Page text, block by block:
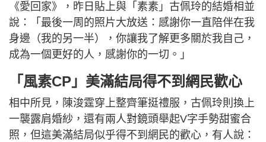
《愛回家》，昨日貼上與「素素」古佩玲的結婚相並
說：「最後一周的照片大放送：感謝你一直陪伴在我
身邊（我的另一半），你讓我了解更多關於我自己，
成為一個更好的人，感謝你的一切。」
「風素CP」美滿結局得不到網民歡心
相中所見，陳浚霆穿上整齊筆挺禮服，古佩玲則換上
一襲露肩婚紗，還有兩人對鏡頭舉起V字手勢甜蜜合
照，但這美滿結局似乎得不到網民的歡心，有人說：